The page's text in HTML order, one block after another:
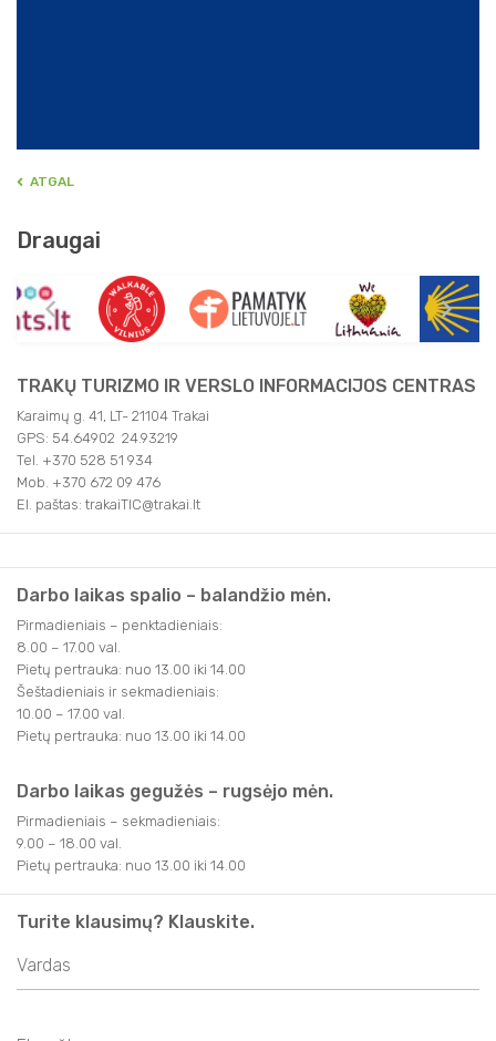
ATGAL
Draugai
TRAKŲ TURIZMO IR VERSLO INFORMACIJOS CENTRAS
Karaimų g. 41, LT- 21104 Trakai
GPS: 54.64902 24.93219
Tel. +370 528 51 934
Mob. +370 672 09 476
El. paštas: trakaiTIC@trakai.lt
Darbo laikas spalio – balandžio mėn.
Pirmadieniais – penktadieniais:
8.00 – 17.00 val.
Pietų pertrauka: nuo 13.00 iki 14.00
Šeštadieniais ir sekmadieniais:
10.00 – 17.00 val.
Pietų pertrauka: nuo 13.00 iki 14.00
Darbo laikas gegužės – rugsėjo mėn.
Pirmadieniais – sekmadieniais:
9.00 – 18.00 val.
Pietų pertrauka: nuo 13.00 iki 14.00
Turite klausimų? Klauskite.